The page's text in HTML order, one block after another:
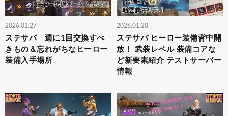
2026.01.27
ステサバ 週に1回交換すべ
きもの＆忘れがちなヒーロー
装備入手場所
2026.01.20
ステサバ ヒーロー装備背中開
放！ 武装レベル 装備コアな
ど新要素紹介 テストサーバー
情報